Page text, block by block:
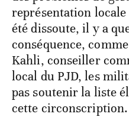
représentation locale
été dissoute, il y a
conséquence,
Kahli, conseiller
local du PJD, les
pas soutenir la liste
cette circonscription.